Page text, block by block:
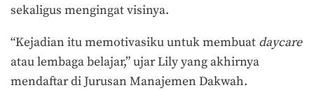
sekaligus mengingat visinya.
“Kejadian itu memotivasiku untuk membuat daycare
atau lembaga belajar,” ujar Lily yang akhirnya
mendaftar di Jurusan Manajemen Dakwah.